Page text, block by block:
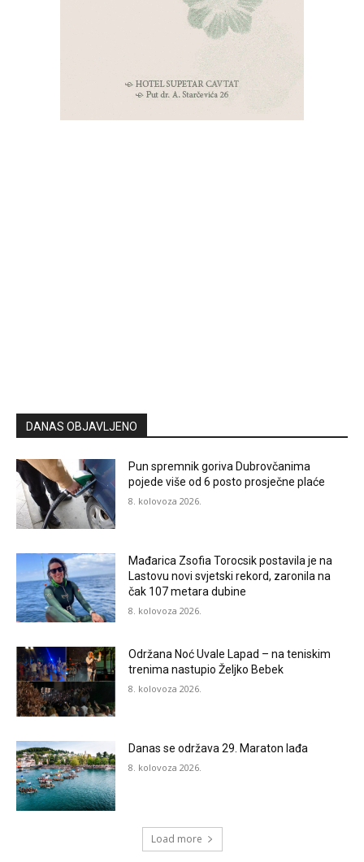
DANAS OBJAVLJENO
Pun spremnik goriva Dubrovčanima
pojede više od 6 posto prosječne plaće
8. kolovoza 2026.
Mađarica Zsofia Torocsik postavila je na
Lastovu novi svjetski rekord, zaronila na
čak 107 metara dubine
8. kolovoza 2026.
Održana Noć Uvale Lapad – na teniskim
trenima nastupio Željko Bebek
8. kolovoza 2026.
Danas se održava 29. Maraton lađa
8. kolovoza 2026.
Load more